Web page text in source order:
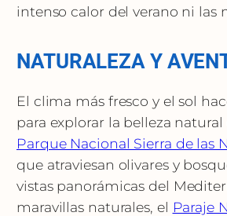
intenso calor del verano ni las
NATURALEZA Y
El clima más fresco y el sol
para explorar la belleza
Parque Nacional Sierra de las
que atraviesan olivares y
vistas panorámicas del
maravillas naturales, el Paraje